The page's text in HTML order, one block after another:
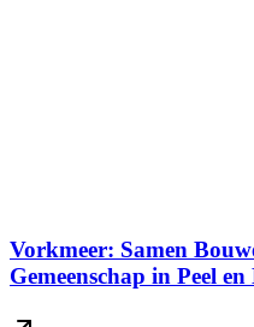
Vorkmeer: Samen
Gemeenschap in Peel en